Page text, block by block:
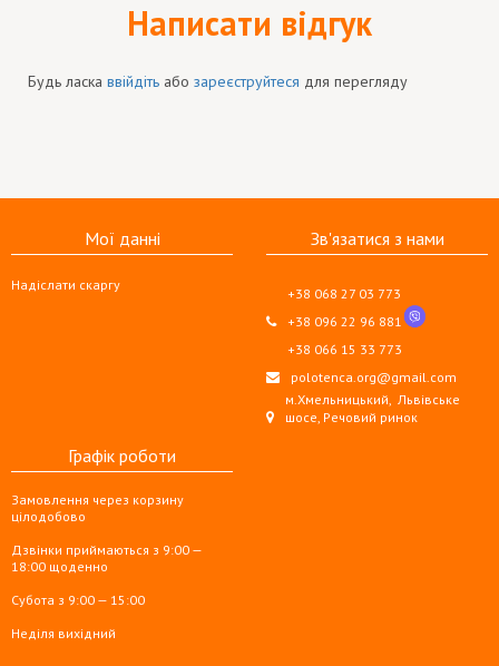
Написати відгук
Будь ласка ввійдіть або зареєструйтеся для перегляду
Мої данні
Надіслати скаргу
Зв'язатися з нами
+38 068 27 03 773
+38 096 22 96 881
+38 066 15 33 773
polotenca.org@gmail.com
м.Хмельницький, Львівське
шосе, Речовий ринок
Графік роботи
Замовлення через корзину
цілодобово
Дзвінки приймаються з 9:00 —
18:00 щоденно
Субота з 9:00 — 15:00
Неділя вихідний